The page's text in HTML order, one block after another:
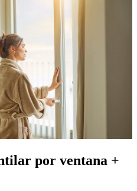
por ventana +